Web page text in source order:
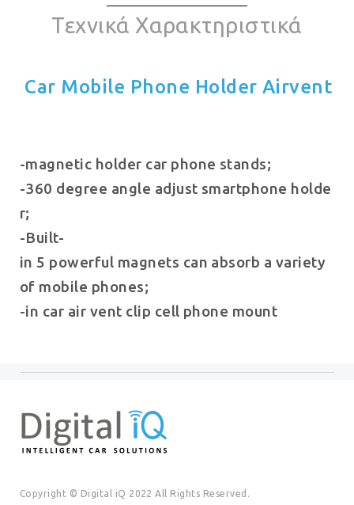
Τεχνικά Χαρακτηριστικά
Car Mobile Phone Holder Airvent
-magnetic holder car phone stands;
-360 degree angle adjust smartphone holde
r;
-Built-
in 5 powerful magnets can absorb a variety
of mobile phones;
-in car air vent clip cell phone mount
Copyright © Digital iQ 2022 All Rights Reserved.